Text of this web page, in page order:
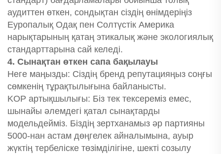
аудиттен өткен, сондықтан сіздің өнімдеріңіз
Еуропалық Одақ пен Солтүстік Америка
нарықтарының қатаң этикалық және экологиялық
стандарттарына сай келеді.
4. Сынақтан өткен сапа бақылауы
Неге маңызды: Сіздің бренд репутацияңыз соңғы
сөмкенің тұрақтылығына байланысты.
KOP артықшылығы: Біз тек тексереміз емес,
шынайы әлемдегі қатал сынақтарды
модельдейміз. Біздің зертханамыз әр партияны
5000-нан астам дөңгелек айналымына, ауыр
жүктің тербеліске төзімділігіне, шекті созылу